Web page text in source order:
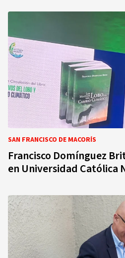
SAN FRANCISCO DE MACORÍS
Francisco Domínguez
en Universidad Católica